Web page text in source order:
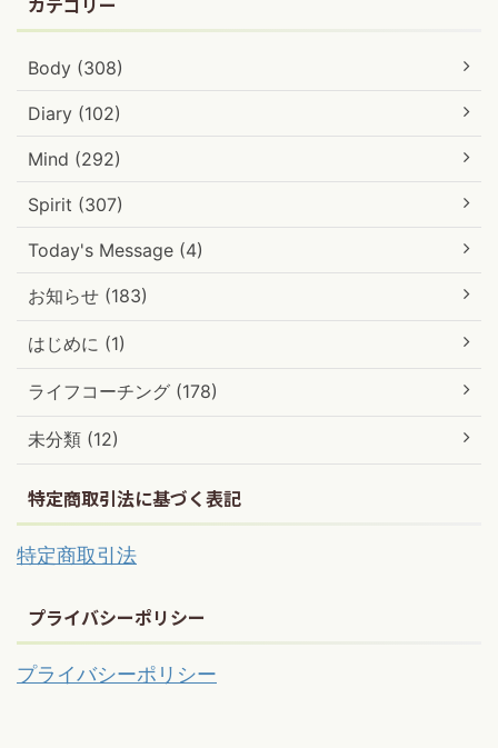
Body (308)
Diary (102)
Mind (292)
Spirit (307)
Today's Message (4)
お知らせ (183)
はじめに (1)
ライフコーチング (178)
未分類 (12)
特定商取引法に基づく表記
特定商取引法
プライバシーポリシー
プライバシーポリシー